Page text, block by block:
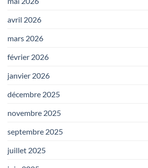
avril 2026
mars 2026
février 2026
janvier 2026
décembre 2025
novembre 2025
septembre 2025
juillet 2025